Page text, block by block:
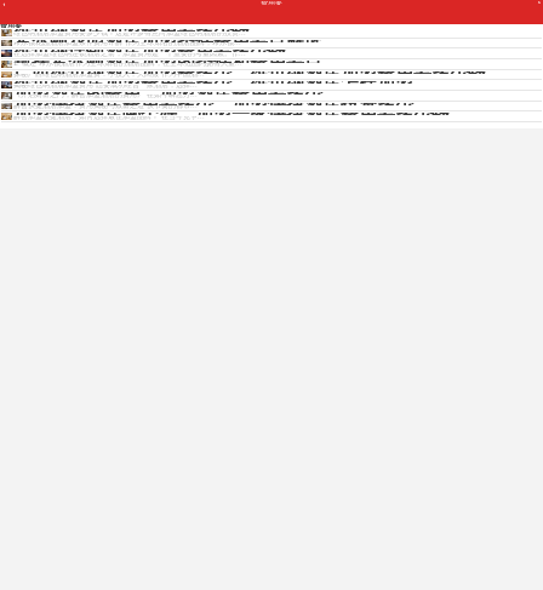
费用要
费用要维也纳酒店加盟费用要多少钱
维也纳酒店加盟费用要多少钱？这是许多有意向加盟维也纳酒店的投资...
希尔顿花园酒店加盟条件费用要点解读
希尔顿花园酒店加盟条件费用详解 作为全球知名的酒店品牌，希尔顿...
维也纳连锁酒店加盟费用要多少钱
在选择加盟维也纳连锁酒店之前，加盟费用是一个重要的考量因素。作...
窥探希尔顿酒店加盟的条件和费用要点
1. 概述 希尔顿酒店作为全球知名的酒店品牌，在全球范围内拥有大量...
广西维也纳酒店加盟费多少，维也纳酒店加盟费用要多少钱
探秘广西维也纳酒店加盟费：小投入，大回报 作为中国酒...
维也纳酒店加盟费用要多少，维也纳酒店怎样加盟
揭秘维也纳酒店加盟费用 想要成功经营一家酒店，选择...
加盟酒店的费用，加盟酒店费用要多少
《开启财富之门，解密加盟酒店的费用》 在如今瞬息万...
加盟快捷酒店费用要多少，加盟快捷酒店投资多少
解密快捷酒店加盟：费用揭秘与致富之道 快节奏的都市...
加盟快捷酒店哪个好，加盟一家快捷酒店费用要多少钱
解密加盟快捷酒店：如何选择最佳加盟品牌？ 在当今竞争...
Copyright © 2012 - 2025 www.jiudianjiameng.cc. All Rights Reserved. 酒店加盟版权所有
免费获取各酒店招商资料
免费获取招商资料